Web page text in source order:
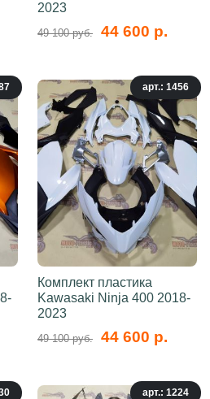
2023
49 100 руб. 44 600 р.
арт.: 1456
Комплект пластика
Kawasaki Ninja 400 2018-
2023
49 100 руб. 44 600 р.
арт.: 1224